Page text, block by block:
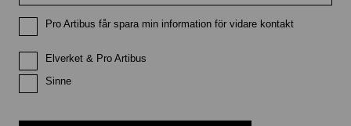
Pro Artibus får spara min information för vidare kontakt
Elverket & Pro Artibus
Sinne